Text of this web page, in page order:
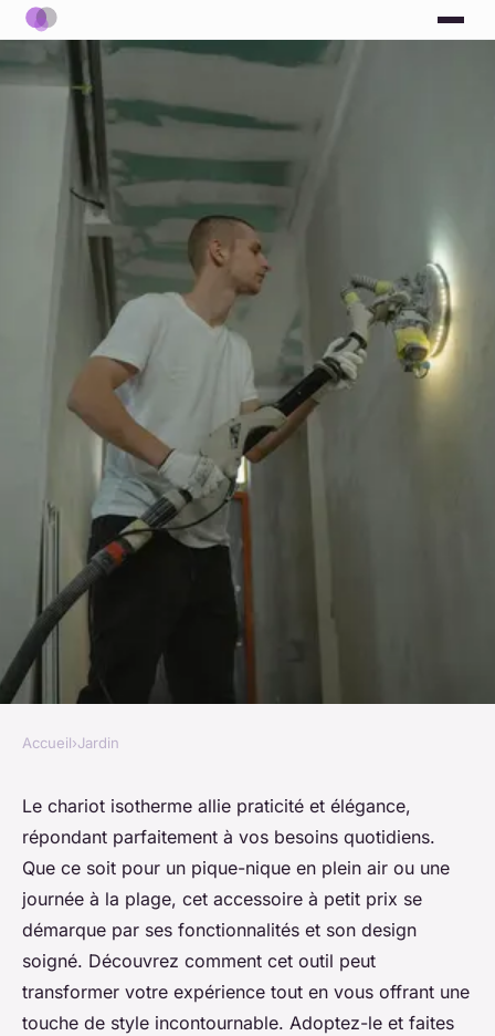
Découvrez le chariot
isotherme : praticité et style à
petit prix
Célia•25 octobre 2024•3 min de lecture
Accueil›Jardin
Le chariot isotherme allie praticité et élégance,
répondant parfaitement à vos besoins quotidiens.
Que ce soit pour un pique-nique en plein air ou une
journée à la plage, cet accessoire à petit prix se
démarque par ses fonctionnalités et son design
soigné. Découvrez comment cet outil peut
transformer votre expérience tout en vous offrant une
touche de style incontournable. Adoptez-le et faites